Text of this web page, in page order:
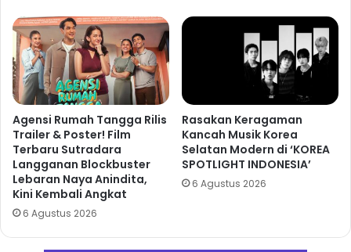
Agensi Rumah Tangga Rilis
Trailer & Poster! Film
Terbaru Sutradara
Langganan Blockbuster
Lebaran Naya Anindita,
Kini Kembali Angkat
6 Agustus 2026
Rasakan Keragaman
Kancah Musik Korea
Selatan Modern di ‘KOREA
SPOTLIGHT INDONESIA’
6 Agustus 2026